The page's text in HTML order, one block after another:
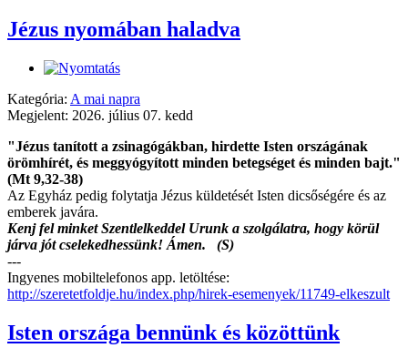
Jézus nyomában haladva
Kategória: A mai napra
Megjelent: 2026. július 07. kedd
"Jézus tanított a zsinagógákban, hirdette Isten országának
örömhírét, és meggyógyított minden betegséget és minden bajt."
(Mt 9,32-38)
Az Egyház pedig folytatja Jézus küldetését Isten dicsőségére és az
emberek javára.
Kenj fel minket Szentlelkeddel Urunk a szolgálatra, hogy körül
járva jót cselekedhessünk! Ámen. (S)
---
Ingyenes mobiltelefonos app. letöltése:
http://szeretetfoldje.hu/index.php/hirek-esemenyek/11749-elkeszult
Isten országa bennünk és közöttünk